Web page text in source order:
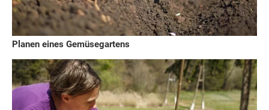
Planen eines Gemüsegartens